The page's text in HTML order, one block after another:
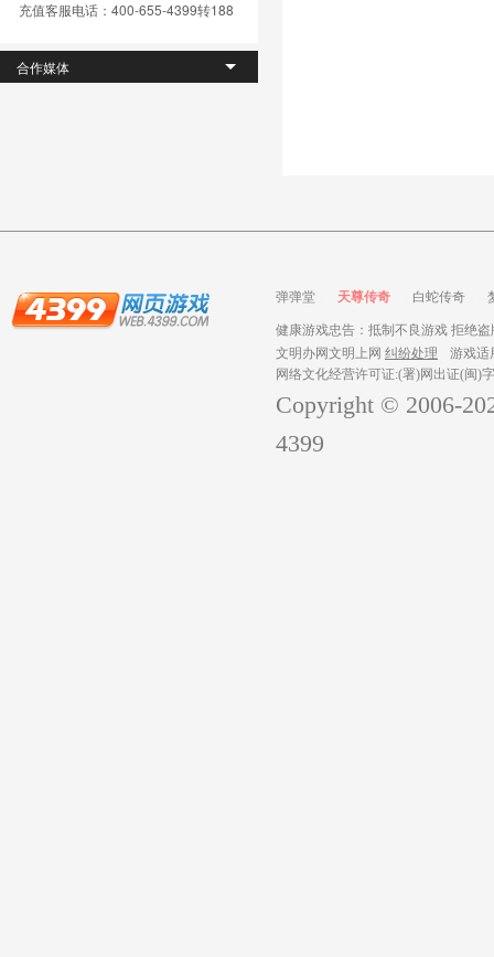
充值客服电话：400-655-4399转188
合作媒体
弹弹堂 天尊传奇 白蛇传奇
健康游戏忠告：抵制不良游戏 拒绝
文明办网文明上网 纠纷处理
游戏适
网络文化经营许可证:(署)网出证(闽)
Copyright © 2006-
4399